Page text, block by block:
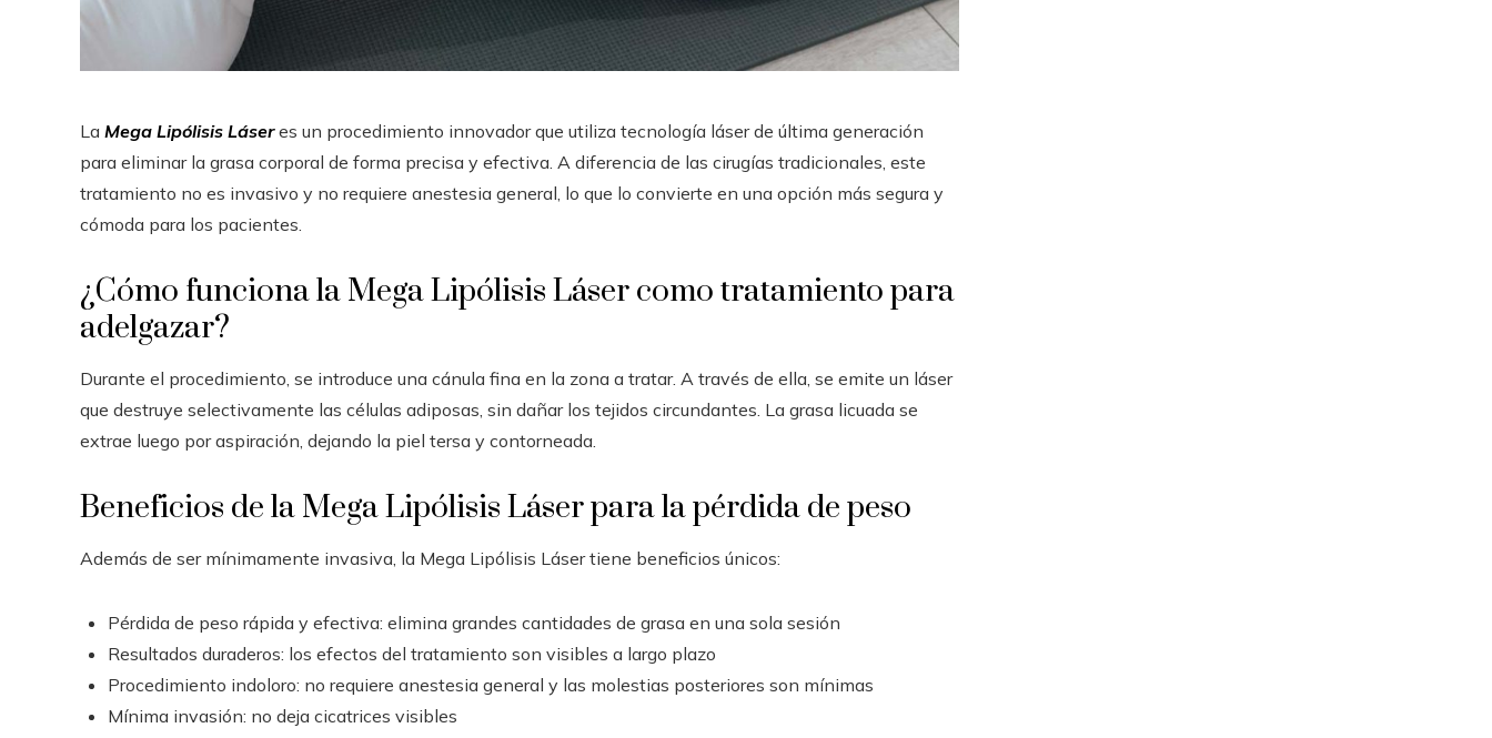
La Mega Lipólisis Láseres un procedimiento innovador que utiliza tecnología láser de última generación
para eliminar la grasa corporal de forma precisa y efectiva. A diferencia de las cirugías tradicionales, este
tratamiento no es invasivo y no requiere anestesia general, lo que lo convierte en una opción más segura y
cómoda para los pacientes.
¿Cómo funciona la Mega Lipólisis Láser como tratamiento para
adelgazar?
Durante el procedimiento, se introduce una cánula fina en la zona a tratar. A través de ella, se emite un láser
que destruye selectivamente las células adiposas, sin dañar los tejidos circundantes. La grasa licuada se
extrae luego por aspiración, dejando la piel tersa y contorneada.
Beneficios de la Mega Lipólisis Láser para la pérdida de peso
Además de ser mínimamente invasiva, la Mega Lipólisis Láser tiene beneficios únicos:
Pérdida de peso rápida y efectiva: elimina grandes cantidades de grasa en una sola sesión
Resultados duraderos: los efectos del tratamiento son visibles a largo plazo
Procedimiento indoloro: no requiere anestesia general y las molestias posteriores son mínimas
Mínima invasión: no deja cicatrices visibles